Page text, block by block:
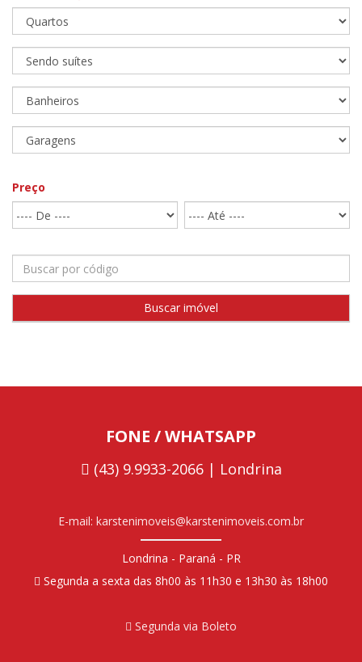
Preço
FONE / WHATSAPP
(43) 9.9933-2066 | Londrina
E-mail: karstenimoveis@karstenimoveis.com.br
Londrina - Paraná - PR
Segunda a sexta das 8h00 às 11h30 e 13h30 às 18h00
Segunda via Boleto